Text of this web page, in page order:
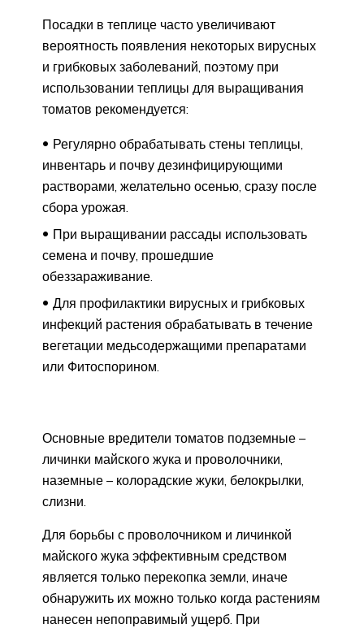
Посадки в теплице часто увеличивают
вероятность появления некоторых вирусных
и грибковых заболеваний, поэтому при
использовании теплицы для выращивания
томатов рекомендуется:
Регулярно обрабатывать стены теплицы,
инвентарь и почву дезинфицирующими
растворами, желательно осенью, сразу после
сбора урожая.
При выращивании рассады использовать
семена и почву, прошедшие
обеззараживание.
Для профилактики вирусных и грибковых
инфекций растения обрабатывать в течение
вегетации медьсодержащими препаратами
или Фитоспорином.
Основные вредители томатов подземные –
личинки майского жука и проволочники,
наземные – колорадские жуки, белокрылки,
слизни.
Для борьбы с проволочником и личинкой
майского жука эффективным средством
является только перекопка земли, иначе
обнаружить их можно только когда растениям
нанесен непоправимый ущерб. При